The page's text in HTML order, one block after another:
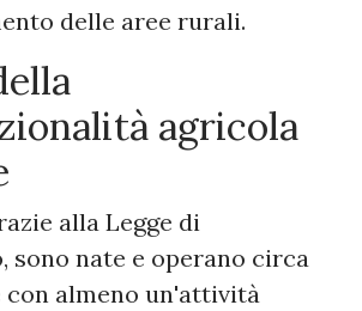
delle aree rurali.
agricola
alla Legge di
sono nate e operano circa
con almeno un'attività